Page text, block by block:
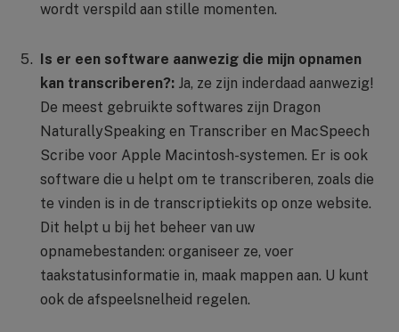
wordt verspild aan stille momenten.
Is er een software aanwezig die mijn opnamen
kan transcriberen?: Ja, ze zijn inderdaad aanwezig!
De meest gebruikte softwares zijn Dragon
NaturallySpeaking en Transcriber en MacSpeech
Scribe voor Apple Macintosh-systemen. Er is ook
software die u helpt om te transcriberen, zoals die
te vinden is in de transcriptiekits op onze website.
Dit helpt u bij het beheer van uw
opnamebestanden: organiseer ze, voer
taakstatusinformatie in, maak mappen aan. U kunt
ook de afspeelsnelheid regelen.